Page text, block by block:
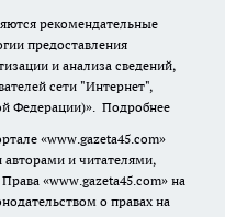
рекомендательные
предоставления
и анализа сведений,
сети "Интернет",
Федерации)». Подробнее
«www.gazeta45.com»
и читателями,
«www.gazeta45.com» на
о правах на